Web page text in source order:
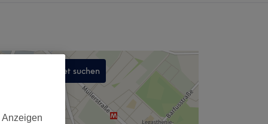
In diesem Gebiet suchen